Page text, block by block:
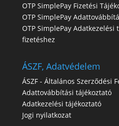
OTP SimplePay Fizetési
OTP SimplePay
OTP SimplePay
fizetéshez
ÁSZF, Adatvédelem
ÁSZF - Általános Szerződési
Adattovábbítási tájékoztató
Adatkezelési tájékoztató
Jogi nyilatkozat